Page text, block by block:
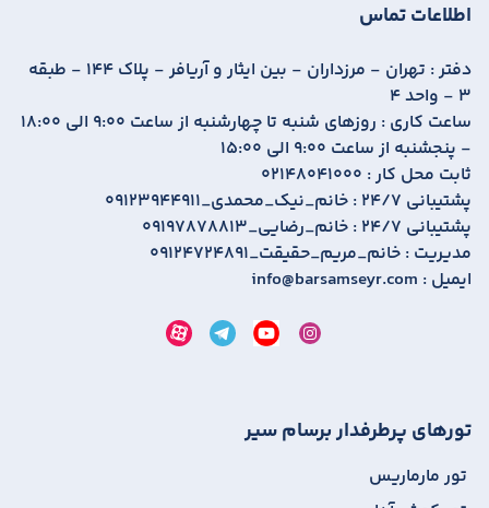
اطلاعات تماس
دفتر :
تهران - مرزداران - بین ایثار و آریافر - پلاک 144 - طبقه
3 - واحد 4
ساعت کاری :
روزهای شنبه تا چهارشنبه از ساعت 9:00 الی 18:00
- پنجشنبه از ساعت 9:00 الی 15:00
ثابت محل کار : 02148041000
پشتیبانی 24/7 :
09123944911_خانم_نیک_محمدی
پشتیبانی 24/7 :
09197878813_خانم_رضایی
مدیریت : 09124724891_خانم_مریم_حقیقت
ایمیل : info@barsamseyr.com
تورهای پرطرفدار برسام سیر
تور مارماریس